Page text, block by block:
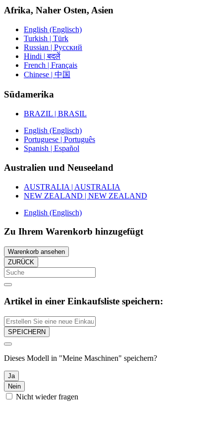
Afrika, Naher Osten, Asien
English (Englisch)
Turkish | Türk
Russian | Русский
Hindi | बदलें
French | Français
Chinese | 中国
Südamerika
BRAZIL | BRASIL
English (Englisch)
Portuguese | Português
Spanish | Español
Australien und Neuseeland
AUSTRALIA | AUSTRALIA
NEW ZEALAND | NEW ZEALAND
English (Englisch)
Zu Ihrem Warenkorb hinzugefügt
Warenkorb ansehen
ZURÜCK
Artikel in einer Einkaufsliste speichern:
SPEICHERN
Dieses Modell in "Meine Maschinen" speichern?
Ja
Nein
Nicht wieder fragen